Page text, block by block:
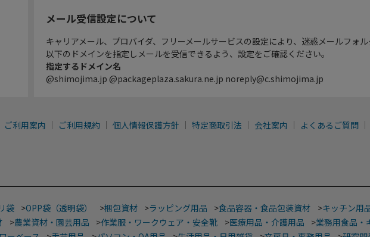
メール受信設定について
キャリアメール、プロバイダ、フリーメールサービスの設定により、迷惑メールフォ
以下のドメインを指定しメールを受信できるよう、設定をご確認ください。
指定するドメイン名
@shimojima.jp @packageplaza.sakura.ne.jp noreply@c.shimojima.jp
ご利用案内 ご利用規約 個人情報保護方針 特定商取引法 会社案内 よくあるご質問
袋 >OPP袋（透明袋） >梱包資材 >ラッピング用品 >食品容器・食品包装資材 >キッチン用
>農業資材・園芸用品 >作業服・ワークウェア・安全靴 >医療用品・介護用品 >業務用食品・